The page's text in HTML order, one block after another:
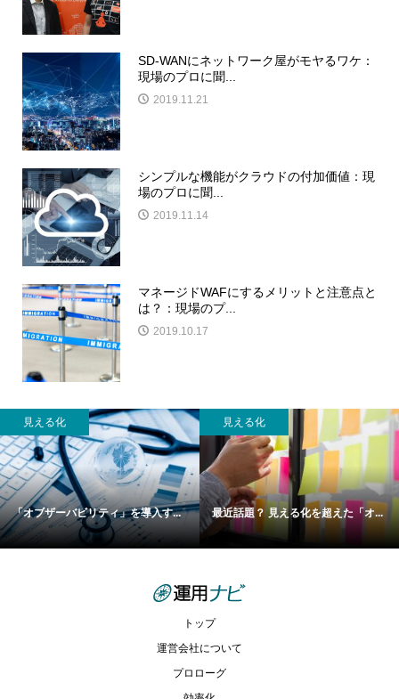
SD-WANにネットワーク屋がモヤるワケ：
現場のプロに聞...
2019.11.21
シンプルな機能がクラウドの付加価値：現
場のプロに聞...
2019.11.14
マネージドWAFにするメリットと注意点と
は？：現場のプ...
2019.10.17
オ...
管理
経験値がある人でも把握できない... トラブル発生！そんな時は、
トップ
運営会社について
プロローグ